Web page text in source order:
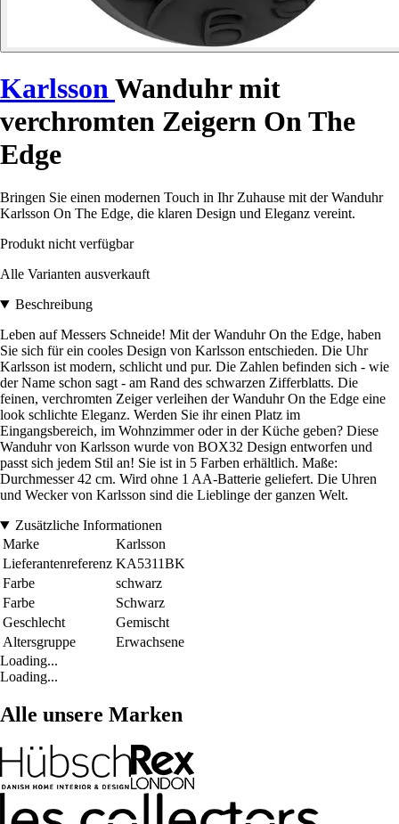
Karlsson Wanduhr mit
verchromten Zeigern On The
Edge
Bringen Sie einen modernen Touch in Ihr Zuhause mit der Wanduhr
Karlsson On The Edge, die klaren Design und Eleganz vereint.
Produkt nicht verfügbar
Alle Varianten ausverkauft
Beschreibung
Leben auf Messers Schneide! Mit der Wanduhr On the Edge, haben
Sie sich für ein cooles Design von Karlsson entschieden. Die Uhr
Karlsson ist modern, schlicht und pur. Die Zahlen befinden sich - wie
der Name schon sagt - am Rand des schwarzen Zifferblatts. Die
feinen, verchromten Zeiger verleihen der Wanduhr On the Edge eine
look schlichte Eleganz. Werden Sie ihr einen Platz im
Eingangsbereich, im Wohnzimmer oder in der Küche geben? Diese
Wanduhr von Karlsson wurde von BOX32 Design entworfen und
passt sich jedem Stil an! Sie ist in 5 Farben erhältlich. Maße:
Durchmesser 42 cm. Wird ohne 1 AA-Batterie geliefert. Die Uhren
und Wecker von Karlsson sind die Lieblinge der ganzen Welt.
Zusätzliche Informationen
Marke
Karlsson
Lieferantenreferenz KA5311BK
Farbe
schwarz
Farbe
Schwarz
Geschlecht
Gemischt
Altersgruppe
Erwachsene
Loading...
Loading...
Alle unsere Marken